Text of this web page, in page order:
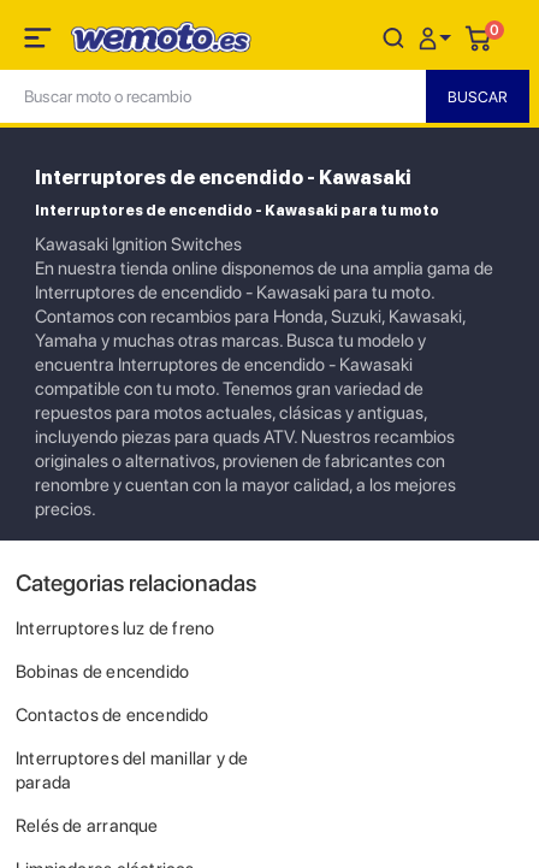
0
Interruptores de encendido - Kawasaki
Interruptores de encendido - Kawasaki para tu moto
Kawasaki Ignition Switches
En nuestra tienda online disponemos de una amplia gama de
Interruptores de encendido - Kawasaki para tu moto.
Contamos con recambios para Honda, Suzuki, Kawasaki,
Yamaha y muchas otras marcas. Busca tu modelo y
encuentra Interruptores de encendido - Kawasaki
compatible con tu moto. Tenemos gran variedad de
repuestos para motos actuales, clásicas y antiguas,
incluyendo piezas para quads ATV. Nuestros recambios
originales o alternativos, provienen de fabricantes con
renombre y cuentan con la mayor calidad, a los mejores
precios.
Categorias relacionadas
Interruptores luz de freno
Bobinas de encendido
Contactos de encendido
Interruptores del manillar y de
parada
Relés de arranque